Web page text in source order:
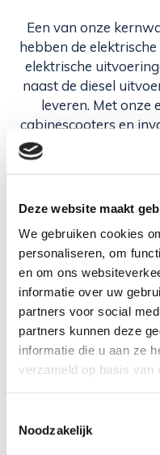
Deze website maakt
We gebruiken cookies
personaliseren, om
en om ons
informatie over uw
partners voor social
partners kunnen deze
informatie die u aan ze
verzameld op basis van
Noodzakelijk
Een van onze
hebben de
elektrische
naast de diesel
leveren. Met onze
cabinescooters en
alleen
voertuigen die stil,
Naast het leveren
trots op ons
bieden voor fysiek
het belang van
onze
levenskwaliteit van
verbeteren. We
klanten om op
leveren die voldoen
Met onze rijke
blijven we ons